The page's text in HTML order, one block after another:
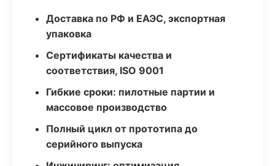
Доставка по РФ и ЕАЭС, экспортная
упаковка
Сертификаты качества и
соответствия, ISO 9001
Гибкие сроки: пилотные партии и
массовое производство
Полный цикл от прототипа до
серийного выпуска